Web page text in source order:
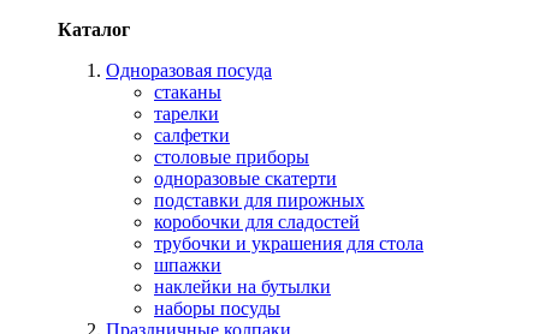
Каталог
Одноразовая посуда
стаканы
тарелки
салфетки
столовые приборы
одноразовые скатерти
подставки для пирожных
коробочки для сладостей
трубочки и украшения для стола
шпажки
наклейки на бутылки
наборы посуды
Праздничные колпаки